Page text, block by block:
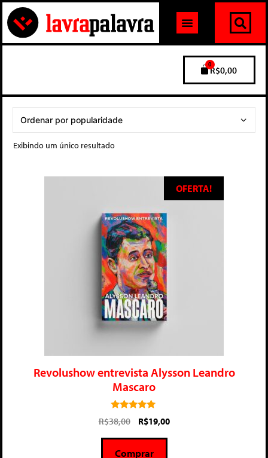
R$0,00
0
Exibindo um único resultado
OFERTA!
Revolushow entrevista Alysson Leandro
Mascaro
5.00
de 5
R$38,00 R$19,00
Comprar